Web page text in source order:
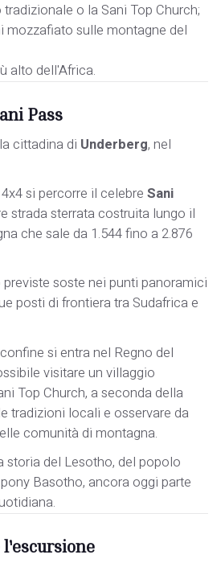
o la Sani Top Church;
mozzafiato sulle montagne del
alto dell'Africa.
Pass
cittadina di Underberg, nel
si percorre il celebreSani
strada sterrata costruita lungo il
che sale da 1.544 fino a 2.876
soste nei punti panoramici
posti di frontiera tra Sudafrica e
si entra nel Regno del
visitare un villaggio
Top Church, a seconda della
tradizioni locali e osservare da
comunità di montagna.
storia del Lesotho, del popolo
Basotho, ancora oggi parte
l'escursione